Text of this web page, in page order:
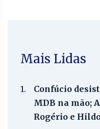
Mais Lidas
1.
Confúcio
MDB na mão;
Rogério e